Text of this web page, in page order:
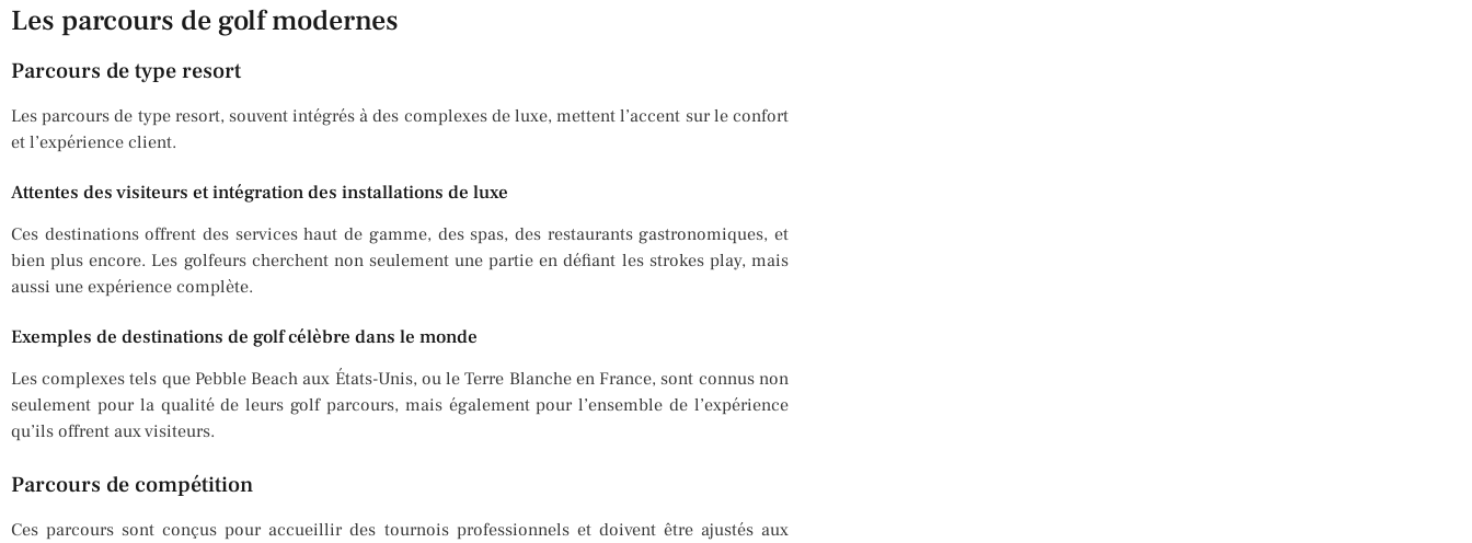
Les parcours de golf modernes
Parcours de type resort
Les parcours de type resort, souvent intégrés à des complexes de luxe, mettent l’accent sur le confort
et l’expérience client.
Attentes des visiteurs et intégration des installations de luxe
Ces destinations offrent des services haut de gamme, des spas, des restaurants gastronomiques, et
bien plus encore. Les golfeurs cherchent non seulement une partie en défiant les strokes play, mais
aussi une expérience complète.
Exemples de destinations de golf célèbre dans le monde
Les complexes tels que Pebble Beach aux États-Unis, ou le Terre Blanche en France, sont connus non
seulement pour la qualité de leurs golf parcours, mais également pour l’ensemble de l’expérience
qu’ils offrent aux visiteurs.
Parcours de compétition
Ces parcours sont conçus pour accueillir des tournois professionnels et doivent être ajustés aux